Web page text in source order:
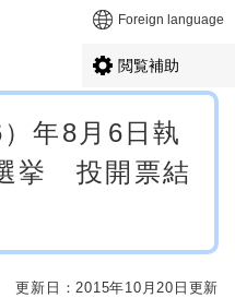
て本文へ Foreign language
閲覧補助
年8月6日執
挙 投開票結
更新日：2015年10月20日更新